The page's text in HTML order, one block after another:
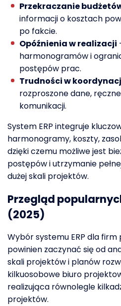
Przekraczanie
informacji o kosztach
po fakcie.
Opóźnienia w realizacji
harmonogramów i
postępów prac.
Trudności w
rozproszone dane,
komunikacji.
System ERP integruje
harmonogramy, koszty,
dzięki czemu możliwe jest
postępów i utrzymanie
dużej skali projektów.
Przegląd
(2025)
Wybór systemu ERP dla
powinien zaczynać się od
skali projektów i planów
kilkuosobowe biuro
realizująca równolegle
projektów.